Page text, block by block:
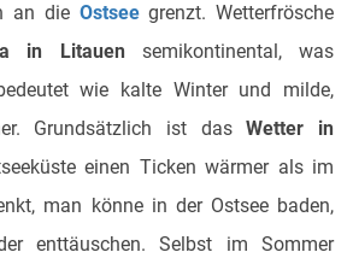
an die Ostseegrenzt. Wetterfrösche
in Litauensemikontinental, was
wie kalte Winter und milde,
Grundsätzlich ist dasWetter in
einen Ticken wärmer als im
man könne in der Ostsee baden,
enttäuschen. Selbst im Sommer